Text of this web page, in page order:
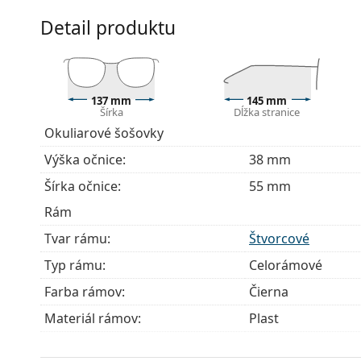
Okuliare dodávame s originálnym puzdrom.
Handrička, ktorá je súčasťou balenia, je ideálna
modely môžu namiesto handričky obsahovať
Ide o zdravotnícku pomôcku. Pred použitím si
Detail produktu
137 mm
Šírka
145 mm
Dĺžka stranice
Okuliarové šošovky
Výška očnice:
38 mm
Šírka očnice:
55 mm
Rám
Tvar rámu:
Štvorcové
Typ rámu:
Celorámové
Farba rámov:
Čierna
Materiál rámov:
Plast